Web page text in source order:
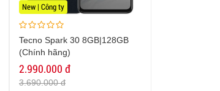
New | Công ty
Tecno Spark 30 8GB|128GB
(Chính hãng)
2.990.000 đ
3.690.000 đ